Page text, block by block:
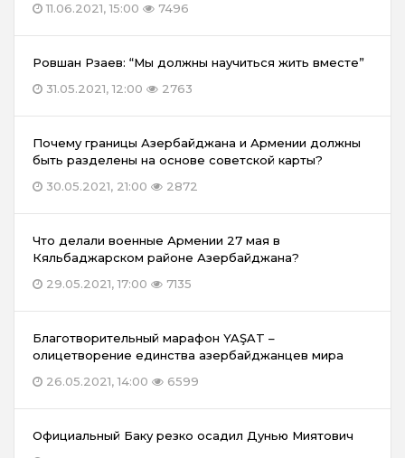
11.06.2021, 15:00
7496
Ровшан Рзаев: “Мы должны научиться жить вместе”
31.05.2021, 12:00
2763
Почему границы Азербайджана и Армении должны
быть разделены на основе советской карты?
30.05.2021, 21:00
2872
Что делали военные Армении 27 мая в
Кяльбаджарском районе Азербайджана?
29.05.2021, 17:00
7135
Благотворительный марафон YAŞAT –
олицетворение единства азербайджанцев мира
26.05.2021, 14:00
6599
Официальный Баку резко осадил Дунью Миятович